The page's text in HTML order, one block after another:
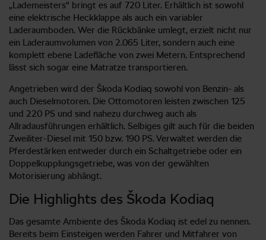
„Lademeisters“ bringt es auf 720 Liter. Erhältlich ist sowohl
eine elektrische Heckklappe als auch ein variabler
Laderaumboden. Wer die Rückbänke umlegt, erzielt nicht nur
ein Laderaumvolumen von 2.065 Liter, sondern auch eine
komplett ebene Ladefläche von zwei Metern. Entsprechend
lässt sich sogar eine Matratze transportieren.
Angetrieben wird der Škoda Kodiaq sowohl von Benzin- als
auch Dieselmotoren. Die Ottomotoren leisten zwischen 125
und 220 PS und sind nahezu durchweg auch als
Allradausführungen erhältlich. Selbiges gilt auch für die beiden
Zweiliter-Diesel mit 150 bzw. 190 PS. Verwaltet werden die
Pferdestärken entweder durch ein Schaltgetriebe oder ein
Doppelkupplungsgetriebe, was von der gewählten
Motorisierung abhängt.
Die Highlights des Škoda Kodiaq
Das gesamte Ambiente des Škoda Kodiaq ist edel zu nennen.
Bereits beim Einsteigen werden Fahrer und Mitfahrer von